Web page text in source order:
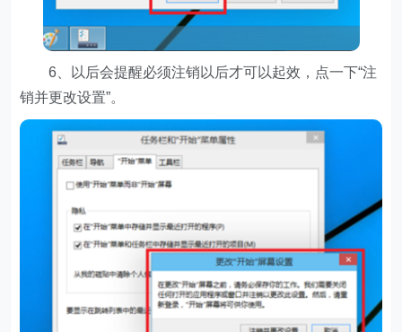
6、以后会提醒必须注销以后才可以起效，点一下“注
销并更改设置”。